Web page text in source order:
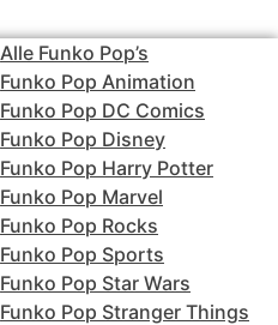
Alle Funko Pop’s
Funko Pop Animation
Funko Pop DC Comics
Funko Pop Disney
Funko Pop Harry Potter
Funko Pop Marvel
Funko Pop Rocks
Funko Pop Sports
Funko Pop Star Wars
Funko Pop Stranger Things